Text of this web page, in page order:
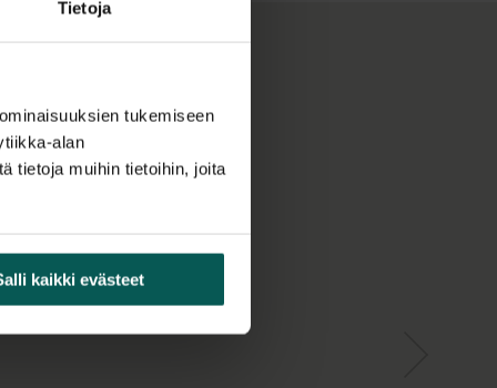
Tietoja
tukemiseen
alan
tietoja muihin tietoihin, joita
kaikki evästeet
saatavana kahdella värivaihtoehdolla: